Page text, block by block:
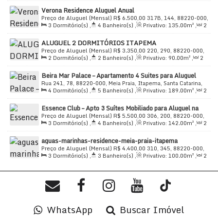
comércio, escolas e a poucos minutos da Meia Praia.
Valores da locação
Aluguel: R$ 3.500,00/mês
Condomínio: R$ 460,00 · IPTU: R$ 92,21 · Taxas:
R$ 29,52
Pacote de locação: R$ 4.081,73/mês
Garantias aceitas: seguro-fiança ou
depósito/caução
Agende sua visitacom a JSobrinho Imóveis: (47)
99217-5222 (aluguel).
Perguntas frequentes sobre o apartamento
em Morretes (Gran Vittoria)
Qual o valor do aluguel?
O aluguel é de R$ 3.500,00/mês. Com condomínio (R$
Mar, Útil:63.00m²
Verona Residence Aluguel Anual
R$ 6.500,00
Preço de Aluguel (Mensal)
317B, 144, 88220-000,
Meia Praia, Itapema, Santa Catarina, Brasil
3 Dormitório(s) , 4 Banheiro(s) , Privativo: 135.00m² ,
2
Sala(s) , 3Suíte(s) , Total:165.00m² , 3Vaga(s) ,
Útil:
135.00m²
ALUGUEL 2 DORMITÓRIOS ITAPEMA
R$ 3.350,00
Preço de Aluguel (Mensal)
220, 290, 88220-000,
Meia Praia, Itapema, Santa Catarina, Brasil
2 Dormitório(s) , 2 Banheiro(s) , Privativo: 90.00m² ,
2
Sala(s) , 1Suíte(s) , Total:112.29m² , 1Vaga(s) ,
250m
Distância do Mar, Útil: 90.00m²
Beira Mar Palace – Apartamento 4 Suites para Aluguel
Anual na Meia Praia
Rua 241, 78, 88220-000, Meia Praia, Itapema, Santa Catarina,
Brasil
4 Dormitório(s) , 5 Banheiro(s) , Privativo: 189.00m² ,
2
~ 3 Sala(s) , 4Suíte(s) , Total:265.00m² , 3Vaga(s) ,
50m
Distância do Mar, Útil:189.00 m²
Essence Club – Apto 3 Suítes Mobiliado para Aluguel na
Meia Praia, Itapema
R$ 5.500,00
Preço de Aluguel (Mensal)
306, 200, 88220-000,
Meia Praia, Itapema, Santa Catarina, Brasil
3 Dormitório(s) , 4 Banheiro(s) , Privativo: 142.00m² ,
2
Sala(s) , 3Suíte(s) , Total:199.00m² , 2Vaga(s) ,
350m
Distância do Mar, Útil:142.00m²
aguas-marinhas-residence-meia-praia-itapema
R$ 4.400,00
Preço de Aluguel (Mensal)
310, 345, 88220-000,
Meia Praia, Itapema, Santa Catarina, Brasil
3 Dormitório(s) , 3 Banheiro(s) , Privativo: 100.00m² ,
2
100.00m²
WhatsApp Buscar Imóvel